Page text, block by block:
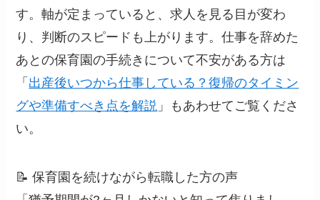
す。軸が定まっていると、求人を見る目が変わ
り、判断のスピードも上がります。仕事を辞めた
あとの保育園の手続きについて不安がある方は
「 出産後いつから仕事している？復帰のタイミン
グや準備すべき点を解説 」もあわせてご覧くださ
い。
📝 保育園を続けながら転職した方の声